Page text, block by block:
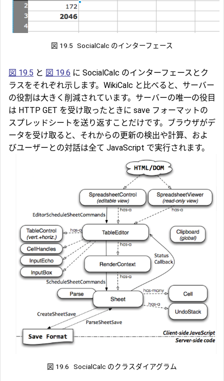
図 19.5 SocialCalc のインターフェース
図 19.5 と 図 19.6 に SocialCalc のインターフェースとク
ラスをそれぞれ示します。WikiCalc と比べると、サーバー
の役割は大きく削減されています。サーバーの唯一の役目
は HTTP GET を受け取ったときに save フォーマットの
スプレッドシートを送り返すことだけです。ブラウザがデ
ータを受け取ると、それからの更新の検出や計算、およ
びユーザーとの対話は全て JavaScript で実行されます。
図 19.6 SocialCalc のクラスダイアグラム